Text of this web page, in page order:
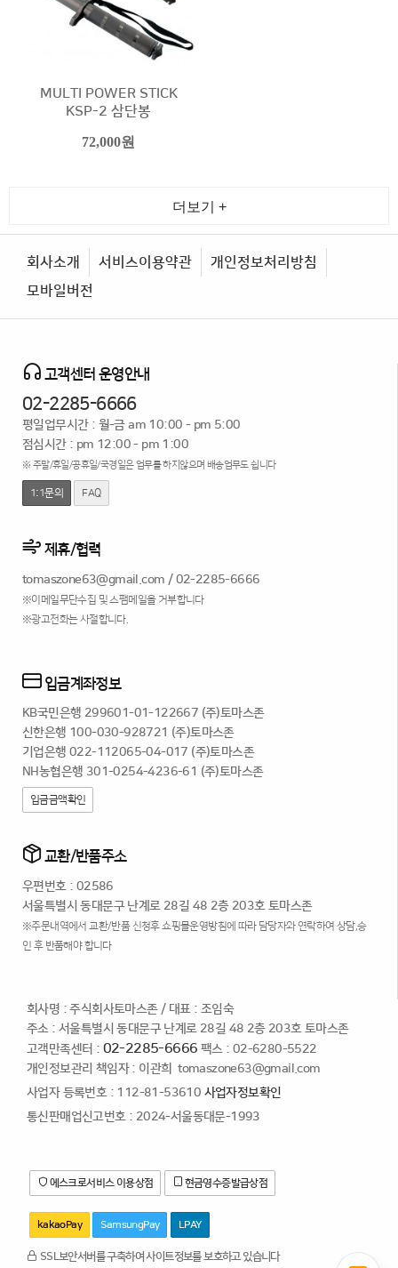
MULTI POWER STICK
KSP-2 삼단봉
72,000원
더보기 +
회사소개 서비스이용약관
개인정보처리방침
모바일버전
고객센터 운영안내
02-2285-6666
평일업무시간 : 월-금 am 10:00 - pm 5:00
점심시간 : pm 12:00 - pm 1:00
※ 주말/휴일/공휴일/국경일은 업무를 하지않으며 배송업무도 쉽니다
1:1문의 FAQ
제휴/협력
tomaszone63@gmail.com /02-2285-6666
※이메일무단수집 및 스팸메일을 거부합니다
※광고전화는 사절합니다.
입금계좌정보
KB국민은행 299601-01-122667 (주)토마스존
신한은행 100-030-928721 (주)토마스존
기업은행 022-112065-04-017 (주)토마스존
NH농협은행 301-0254-4236-61 (주)토마스존
입금금액확인
교환/반품주소
우편번호 : 02586
서울특별시 동대문구 난계로 28길 48 2층 203호 토마스존
※주문내역에서 교환/반품 신청후 쇼핑몰운영방침에 따라 담당자와 연락하여 상담,승
인 후 반품해야 합니다
회사명 : 주식회사토마스존/ 대표 : 조임숙
주소 : 서울특별시 동대문구 난계로 28길 48 2층 203호 토마스존
고객만족센터 : 02-2285-6666 팩스 : 02-6280-5522
개인정보관리 책임자 : 이관희 tomaszone63@gmail.com
사업자 등록번호 : 112-81-53610 사업자정보확인
통신판매업신고번호 : 2024-서울동대문-1993
에스크로서비스 이용상점 현금영수증발급상점
kakaoPay SamsungPay LPAY
SSL보안서버를 구축하여 사이트정보를 보호하고 있습니다